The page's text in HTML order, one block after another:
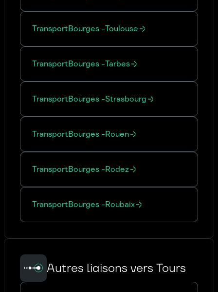
TransportBourges -Toulouse
TransportBourges -Tarbes
TransportBourges -Strasbourg
TransportBourges -Rouen
TransportBourges -Rodez
TransportBourges -Roubaix
Autres liaisons vers Tours